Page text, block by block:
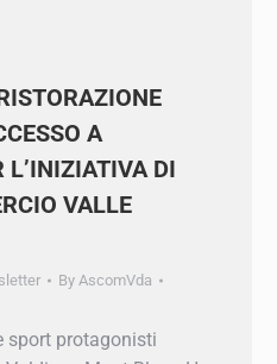
VALLE
sport protagonisti
Mont Blanc
l’iniziativa